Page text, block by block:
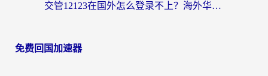
交管12123在国外怎么登录不上？海外华人必看的回国加速器选择指南
免费回国加速器